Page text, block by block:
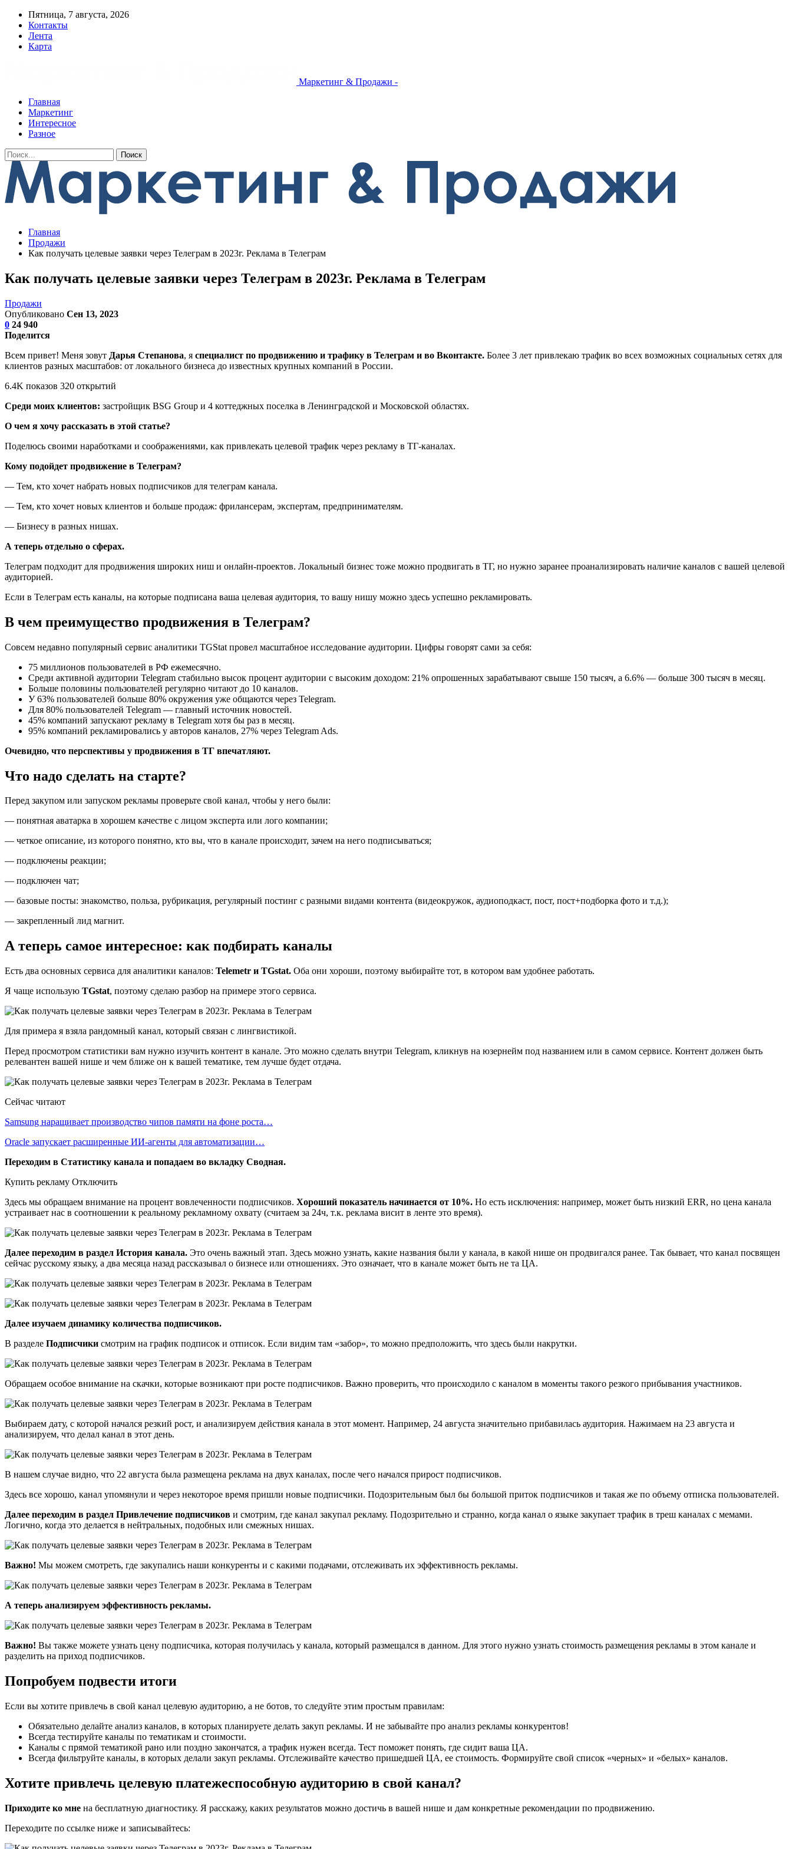
Пятница, 7 августа, 2026
Контакты
Лента
Карта
Маркетинг & Продажи -
Главная
Маркетинг
Интересное
Разное
Главная
Продажи
Как получать целевые заявки через Телеграм в 2023г. Реклама в Телеграм
Как получать целевые заявки через Телеграм в 2023г. Реклама в Телеграм
Продажи
Опубликовано Сен 13, 2023
0 24 940
Поделится
Всем привет! Меня зовут Дарья Степанова, я специалист по продвижению и трафику в Телеграм и во Вконтакте. Более 3 лет привлекаю трафик во всех возможных социальных сетях для
клиентов разных масштабов: от локального бизнеса до известных крупных компаний в России.
6.4K показов 320 открытий
Среди моих клиентов: застройщик BSG Group и 4 коттеджных поселка в Ленинградской и Московской областях.
О чем я хочу рассказать в этой статье?
Поделюсь своими наработками и соображениями, как привлекать целевой трафик через рекламу в ТГ-каналах.
Кому подойдет продвижение в Телеграм?
— Тем, кто хочет набрать новых подписчиков для телеграм канала.
— Тем, кто хочет новых клиентов и больше продаж: фрилансерам, экспертам, предпринимателям.
— Бизнесу в разных нишах.
А теперь отдельно о сферах.
Телеграм подходит для продвижения широких ниш и онлайн-проектов. Локальный бизнес тоже можно продвигать в ТГ, но нужно заранее проанализировать наличие каналов с вашей целевой
аудиторией.
Если в Телеграм есть каналы, на которые подписана ваша целевая аудитория, то вашу нишу можно здесь успешно рекламировать.
В чем преимущество продвижения в Телеграм?
Совсем недавно популярный сервис аналитики TGStat провел масштабное исследование аудитории. Цифры говорят сами за себя:
75 миллионов пользователей в РФ ежемесячно.
Среди активной аудитории Telegram стабильно высок процент аудитории с высоким доходом: 21% опрошенных зарабатывают свыше 150 тысяч, а 6.6% — больше 300 тысяч в месяц.
Больше половины пользователей регулярно читают до 10 каналов.
У 63% пользователей больше 80% окружения уже общаются через Telegram.
Для 80% пользователей Telegram — главный источник новостей.
45% компаний запускают рекламу в Telegram хотя бы раз в месяц.
95% компаний рекламировались у авторов каналов, 27% через Telegram Ads.
Очевидно, что перспективы у продвижения в ТГ впечатляют.
Что надо сделать на старте?
Перед закупом или запуском рекламы проверьте свой канал, чтобы у него были:
— понятная аватарка в хорошем качестве с лицом эксперта или лого компании;
— четкое описание, из которого понятно, кто вы, что в канале происходит, зачем на него подписываться;
— подключены реакции;
— подключен чат;
— базовые посты: знакомство, польза, рубрикация, регулярный постинг с разными видами контента (видеокружок, аудиоподкаст, пост, пост+подборка фото и т.д.);
— закрепленный лид магнит.
А теперь самое интересное: как подбирать каналы
Есть два основных сервиса для аналитики каналов: Telemetr и TGstat. Оба они хороши, поэтому выбирайте тот, в котором вам удобнее работать.
Я чаще использую TGstat, поэтому сделаю разбор на примере этого сервиса.
Для примера я взяла рандомный канал, который связан с лингвистикой.
Перед просмотром статистики вам нужно изучить контент в канале. Это можно сделать внутри Telegram, кликнув на юзернейм под названием или в самом сервисе. Контент должен быть
релевантен вашей нише и чем ближе он к вашей тематике, тем лучше будет отдача.
Сейчас читают
Samsung наращивает производство чипов памяти на фоне роста…
Oracle запускает расширенные ИИ‑агенты для автоматизации…
Переходим в Статистику канала и попадаем во вкладку Сводная.
Купить рекламу Отключить
Здесь мы обращаем внимание на процент вовлеченности подписчиков. Хороший показатель начинается от 10%. Но есть исключения: например, может быть низкий ERR, но цена канала
устраивает нас в соотношении к реальному рекламному охвату (считаем за 24ч, т.к. реклама висит в ленте это время).
Далее переходим в раздел История канала. Это очень важный этап. Здесь можно узнать, какие названия были у канала, в какой нише он продвигался ранее. Так бывает, что канал посвящен
сейчас русскому языку, а два месяца назад рассказывал о бизнесе или отношениях. Это означает, что в канале может быть не та ЦА.
Далее изучаем динамику количества подписчиков.
В разделе Подписчики смотрим на график подписок и отписок. Если видим там «забор», то можно предположить, что здесь были накрутки.
Обращаем особое внимание на скачки, которые возникают при росте подписчиков. Важно проверить, что происходило с каналом в моменты такого резкого прибывания участников.
Выбираем дату, с которой начался резкий рост, и анализируем действия канала в этот момент. Например, 24 августа значительно прибавилась аудитория. Нажимаем на 23 августа и
анализируем, что делал канал в этот день.
В нашем случае видно, что 22 августа была размещена реклама на двух каналах, после чего начался прирост подписчиков.
Здесь все хорошо, канал упомянули и через некоторое время пришли новые подписчики. Подозрительным был бы большой приток подписчиков и такая же по объему отписка пользователей.
Далее переходим в раздел Привлечение подписчиков и смотрим, где канал закупал рекламу. Подозрительно и странно, когда канал о языке закупает трафик в треш каналах с мемами.
Логично, когда это делается в нейтральных, подобных или смежных нишах.
Важно! Мы можем смотреть, где закупались наши конкуренты и с какими подачами, отслеживать их эффективность рекламы.
А теперь анализируем эффективность рекламы.
Важно! Вы также можете узнать цену подписчика, которая получилась у канала, который размещался в данном. Для этого нужно узнать стоимость размещения рекламы в этом канале и
разделить на приход подписчиков.
Попробуем подвести итоги
Если вы хотите привлечь в свой канал целевую аудиторию, а не ботов, то следуйте этим простым правилам:
Обязательно делайте анализ каналов, в которых планируете делать закуп рекламы. И не забывайте про анализ рекламы конкурентов!
Всегда тестируйте каналы по тематикам и стоимости.
Каналы с прямой тематикой рано или поздно закончатся, а трафик нужен всегда. Тест поможет понять, где сидит ваша ЦА.
Всегда фильтруйте каналы, в которых делали закуп рекламы. Отслеживайте качество пришедшей ЦА, ее стоимость. Формируйте свой список «черных» и «белых» каналов.
Хотите привлечь целевую платежеспособную аудиторию в свой канал?
Приходите ко мне на бесплатную диагностику. Я расскажу, каких результатов можно достичь в вашей нише и дам конкретные рекомендации по продвижению.
Переходите по ссылке ниже и записывайтесь: